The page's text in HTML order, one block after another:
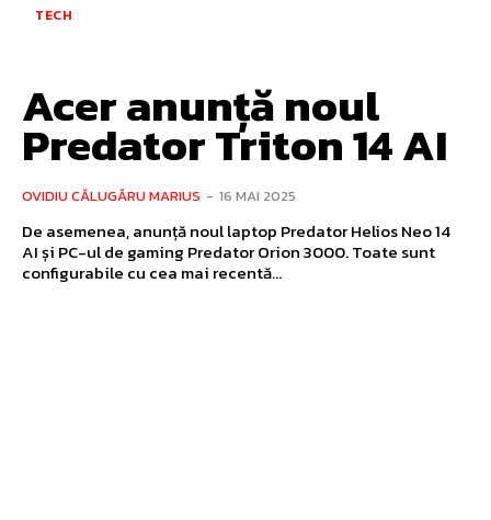
TECH
Acer anunță noul
Predator Triton 14 AI
OVIDIU CĂLUGĂRU MARIUS - 16 MAI 2025
De asemenea, anunță noul laptop Predator Helios Neo 14
AI și PC-ul de gaming Predator Orion 3000. Toate sunt
configurabile cu cea mai recentă...